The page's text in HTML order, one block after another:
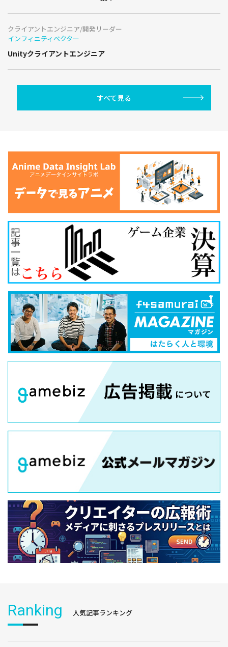
クライアントエンジニア/開発リーダー
インフィニティベクター
Unityクライアントエンジニア
すべて見る
Ranking 人気記事ランキング